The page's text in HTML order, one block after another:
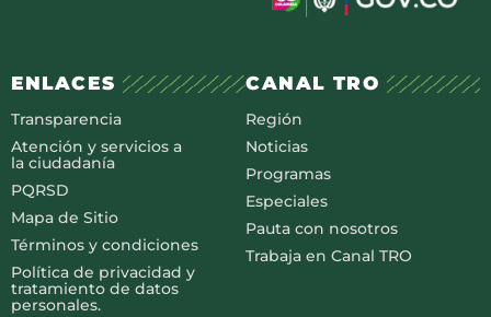
ENLACES
Transparencia
Atención y servicios a
la ciudadanía
PQRSD
Mapa de Sitio
Términos y condiciones
Política de privacidad y
tratamiento de datos
personales.
CANAL TRO
Región
Noticias
Programas
Especiales
Pauta con nosotros
Trabaja en Canal TRO